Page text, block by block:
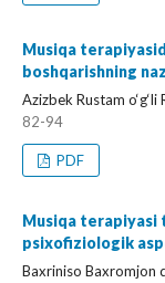
Musiqa
boshqarishning
Azizbek Rustam o‘g‘li
82-94
PDF
Musiqa terapiyasi
psixofiziologik
Baxriniso Baxromjon